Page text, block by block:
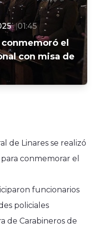
01:45
el
con misa de
de Linares se realizó
conmemorar el
funcionarios
policiales
de Carabineros de